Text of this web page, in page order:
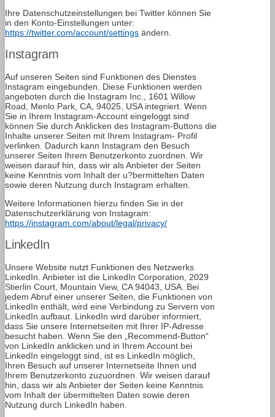
Ihre Datenschutzeinstellungen bei Twitter können Sie
in den Konto-Einstellungen unter:
https://twitter.com/account/settings ändern.
Instagram
Auf unseren Seiten sind Funktionen des Dienstes
Instagram eingebunden. Diese Funktionen werden
angeboten durch die Instagram Inc., 1601 Willow
Road, Menlo Park, CA, 94025, USA integriert. Wenn
Sie in Ihrem Instagram-Account eingeloggt sind
können Sie durch Anklicken des Instagram-Buttons die
Inhalte unserer Seiten mit Ihrem Instagram- Profil
verlinken. Dadurch kann Instagram den Besuch
unserer Seiten Ihrem Benutzerkonto zuordnen. Wir
weisen darauf hin, dass wir als Anbieter der Seiten
keine Kenntnis vom Inhalt der u?bermittelten Daten
sowie deren Nutzung durch Instagram erhalten.
Weitere Informationen hierzu finden Sie in der
Datenschutzerklärung von Instagram:
https://instagram.com/about/legal/privacy/
LinkedIn
Unsere Website nutzt Funktionen des Netzwerks
LinkedIn. Anbieter ist die LinkedIn Corporation, 2029
Stierlin Court, Mountain View, CA 94043, USA. Bei
jedem Abruf einer unserer Seiten, die Funktionen von
LinkedIn enthält, wird eine Verbindung zu Servern von
LinkedIn aufbaut. LinkedIn wird darüber informiert,
dass Sie unsere Internetseiten mit Ihrer IP-Adresse
besucht haben. Wenn Sie den „Recommend-Button“
von LinkedIn anklicken und in Ihrem Account bei
LinkedIn eingeloggt sind, ist es LinkedIn möglich,
Ihren Besuch auf unserer Internetseite Ihnen und
Ihrem Benutzerkonto zuzuordnen. Wir weisen darauf
hin, dass wir als Anbieter der Seiten keine Kenntnis
vom Inhalt der übermittelten Daten sowie deren
Nutzung durch LinkedIn haben.